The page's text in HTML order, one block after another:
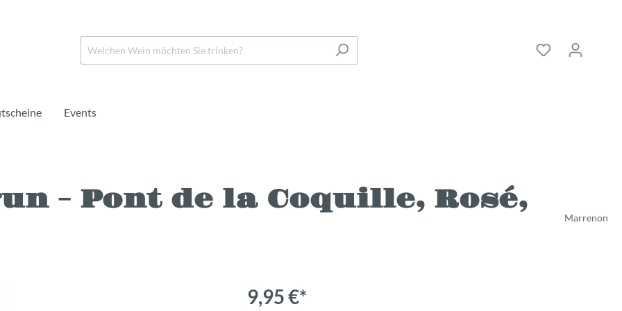
Events
Rosé
Crémant
Portwein
- Pont de la Coquille, Rosé,
Marrenon
9,95 €*